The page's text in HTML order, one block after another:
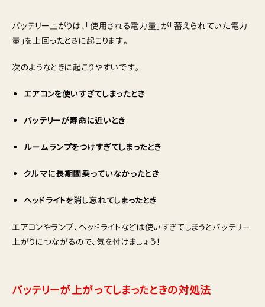
バッテリー上がりは、「使用される電力量」が「蓄えられていた電力
量」を上回ったときに起こります。
次のようなときに起こりやすいです。
エアコンを使いすぎてしまったとき
バッテリーが寿命に近いとき
ルームランプをつけすぎてしまったとき
クルマに長期間乗っていなかったとき
ヘッドライトを消し忘れてしまったとき
エアコンやランプ、ヘッドライトなどは使いすぎてしまうとバッテリー
上がりにつながるので、気を付けましょう！
バッテリーが上がってしまったときの対処法